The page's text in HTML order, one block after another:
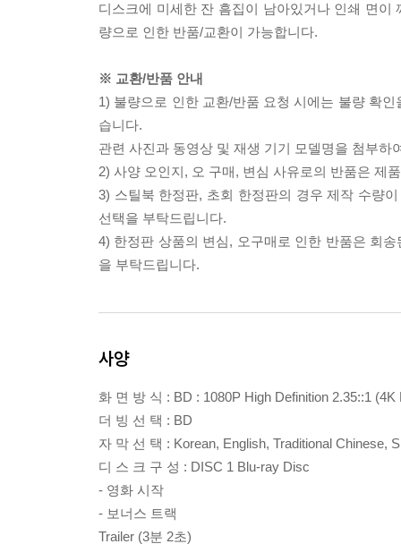
디스크에 미세한 잔 흠집이 남아있거나 인쇄 면
량으로 인한 반품/교환이 가능합니다.
※ 교환/반품 안내
1) 불량으로 인한 교환/반품 요청 시에는 불량 확
습니다.
관련 사진과 동영상 및 재생 기기 모델명을 첨부하
2) 사양 오인지, 오 구매, 변심 사유로의 반품은 제
3) 스틸북 한정판, 초회 한정판의 경우 제작 수량
선택을 부탁드립니다.
4) 한정판 상품의 변심, 오구매로 인한 반품은 회
을 부탁드립니다.
사양
화 면 방 식 : BD : 1080P High Definition 2.35::1 (4K
더 빙 선 택 : BD
자 막 선 택 : Korean, English, Traditional Chinese,
디 스 크 구 성 : DISC 1 Blu-ray Disc
- 영화 시작
- 보너스 트랙
Trailer (3분 2초)